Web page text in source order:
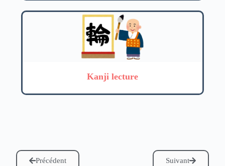
Kanji lecture
Précédent Suivant